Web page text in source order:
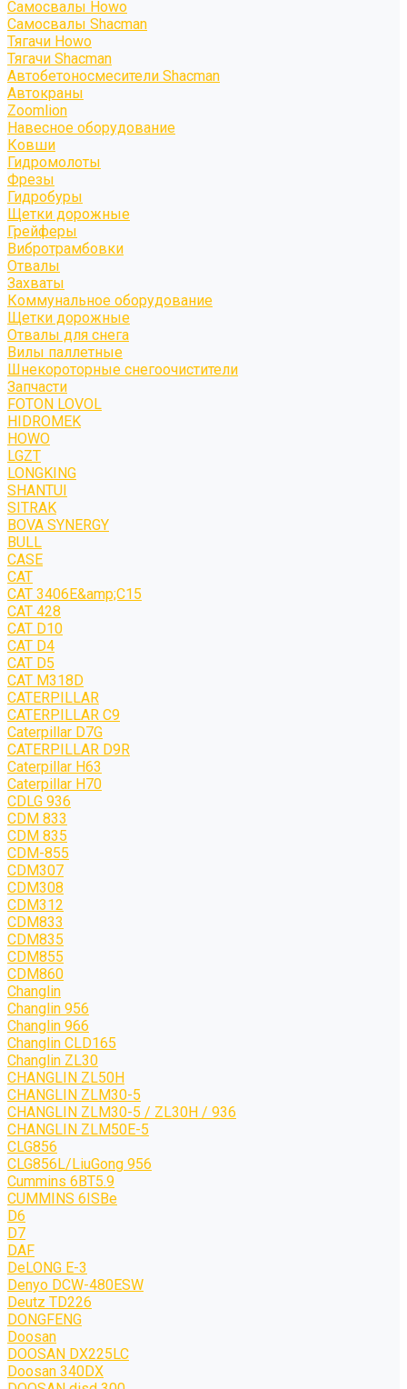
Самосвалы Howo
Самосвалы Shacman
Тягачи Howo
Тягачи Shacman
Автобетоносмесители Shacman
Автокраны
Zoomlion
Навесное оборудование
Ковши
Гидромолоты
Фрезы
Гидробуры
Щетки дорожные
Грейферы
Вибротрамбовки
Отвалы
Захваты
Коммунальное оборудование
Щетки дорожные
Отвалы для снега
Вилы паллетные
Шнекороторные снегоочистители
Запчасти
FOTON LOVOL
HIDROMEK
HOWO
LGZT
LONGKING
SHANTUI
SITRAK
BOVA SYNERGY
BULL
CASE
CAT
CAT 3406E&amp;C15
CAT 428
CAT D10
CAT D4
CAT D5
CAT M318D
CATERPILLAR
CATERPILLAR C9
Caterpillar D7G
CATERPILLAR D9R
Caterpillar H63
Caterpillar H70
CDLG 936
CDM 833
CDM 835
CDM-855
CDM307
CDM308
CDM312
CDM833
CDM835
CDM855
CDM860
Changlin
Changlin 956
Changlin 966
Changlin CLD165
Changlin ZL30
CHANGLIN ZL50H
CHANGLIN ZLM30-5
CHANGLIN ZLM30-5 / ZL30H / 936
CHANGLIN ZLM50E-5
CLG856
CLG856L/LiuGong 956
Cummins 6BT5.9
CUMMINS 6ISBe
D6
D7
DAF
DeLONG Е-3
Denyo DCW-480ESW
Deutz TD226
DONGFENG
Doosan
DOOSAN DX225LC
Doosan 340DX